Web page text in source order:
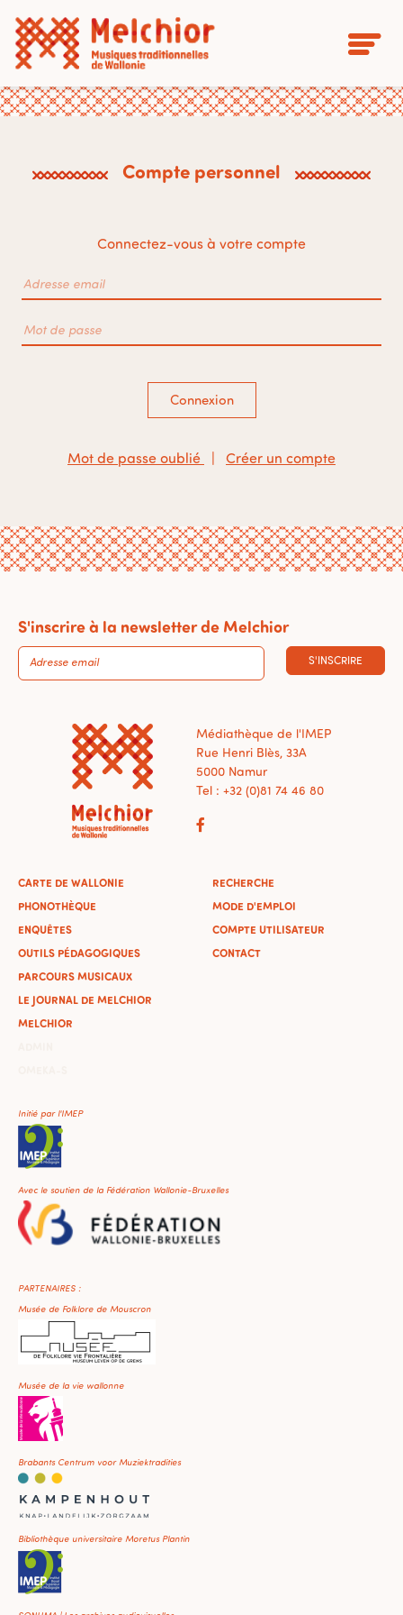
Compte personnel
Connectez-vous à votre compte
Connexion
Mot de passe oublié Créer un compte
S'inscrire à la newsletter de Melchior
S'INSCRIRE
Médiathèque de l'IMEP
Rue Henri Blès, 33A
5000 Namur
Tel : +32 (0)81 74 46 80
CARTE DE WALLONIE
PHONOTHÈQUE
ENQUÊTES
OUTILS PÉDAGOGIQUES
PARCOURS MUSICAUX
LE JOURNAL DE MELCHIOR
MELCHIOR
RECHERCHE
MODE D'EMPLOI
COMPTE UTILISATEUR
CONTACT
Initié par l'IMEP
Avec le soutien de la Fédération Wallonie-Bruxelles
PARTENAIRES :
Musée de Folklore de Mouscron
Musée de la vie wallonne
Brabants Centrum voor Muziektradities
Bibliothèque universitaire Moretus Plantin